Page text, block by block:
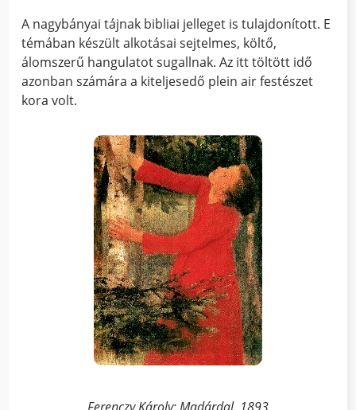
A nagybányai tájnak bibliai jelleget is tulajdonított. E
témában készült alkotásai sejtelmes, költő,
álomszerű hangulatot sugallnak. Az itt töltött idő
azonban számára a kiteljesedő plein air festészet
kora volt.